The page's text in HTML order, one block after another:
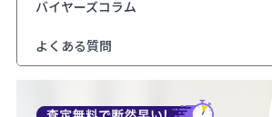
バイヤーズコラム
よくある質問